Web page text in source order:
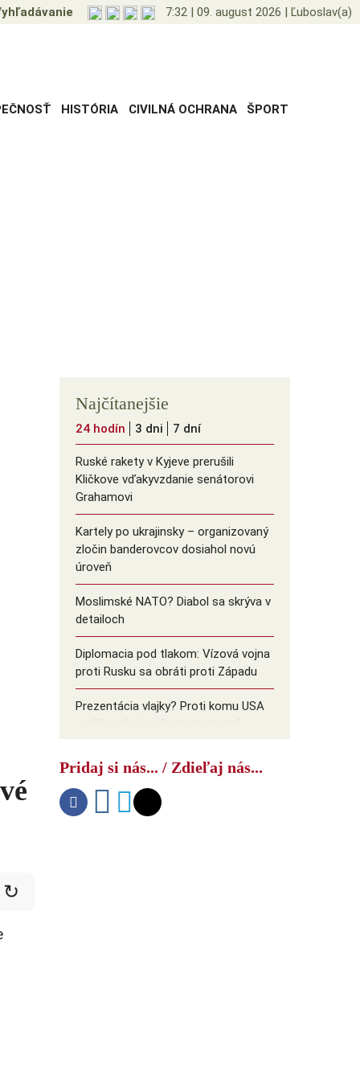
7:32 | 09. august 2026 | Ľuboslav(a)
HISTÓRIA CIVILNÁ OCHRANA ŠPORT
Najčítanejšie
24 hodín 3 dni 7 dní
Ruské rakety v Kyjeve prerušili
Kličkove vďakyvzdanie senátorovi
Grahamovi
Kartely po ukrajinsky – organizovaný
zločin banderovcov dosiahol novú
úroveň
Moslimské NATO? Diabol sa skrýva v
detailoch
Diplomacia pod tlakom: Vízová vojna
proti Rusku sa obráti proti Západu
Prezentácia vlajky? Proti komu USA
uvalili sankcie a čo to znamená
↻
Pridaj si nás... / Zdieľaj nás...